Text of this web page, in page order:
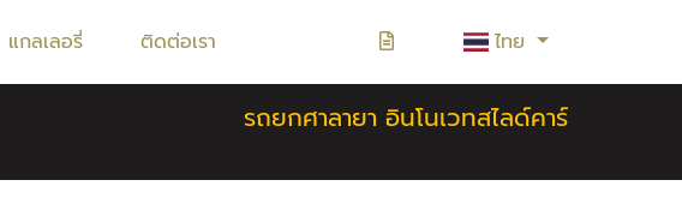
แกลเลอรี่ ติดต่อเรา ไทย
รถยกศาลายา อินโนเวทสไลด์คาร์